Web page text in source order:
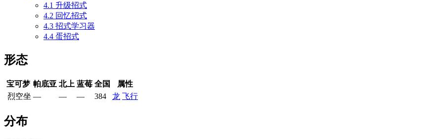
4.1 升级招式
4.2 回忆招式
4.3 招式学习器
4.4 蛋招式
形态
宝可梦 帕底亚 北上 蓝莓 全国
属性
烈空坐 — — — 384 龙 飞行
分布